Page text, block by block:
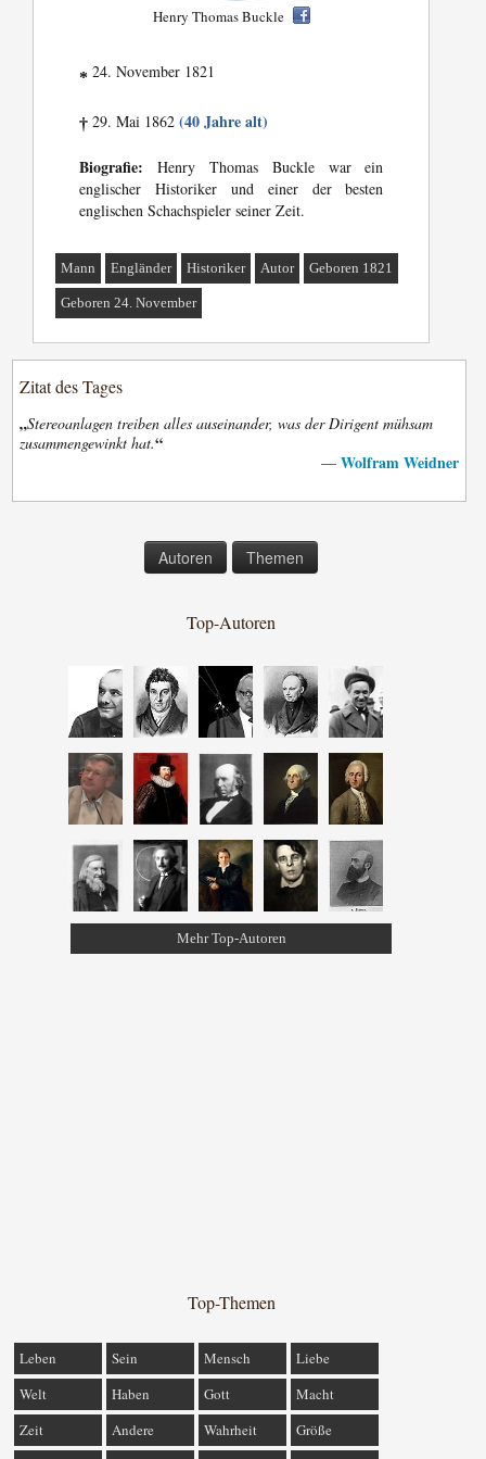
Henry Thomas Buckle
* 24. November 1821
† 29. Mai 1862(40 Jahre alt)
Biografie: Henry Thomas Buckle war ein
englischer Historiker und einer der besten
englischen Schachspieler seiner Zeit.
Mann Engländer Historiker Autor Geboren 1821
Geboren 24. November
Zitat des Tages
„Stereoanlagen treiben alles auseinander, was der Dirigent mühsam
zusammengewinkt hat.“
— Wolfram Weidner
Autoren Themen
Top-Autoren
Mehr Top-Autoren
Top-Themen
Leben Sein Mensch
Liebe
Welt
Haben Gott
Macht
Zeit
Andere Wahrheit
Größe